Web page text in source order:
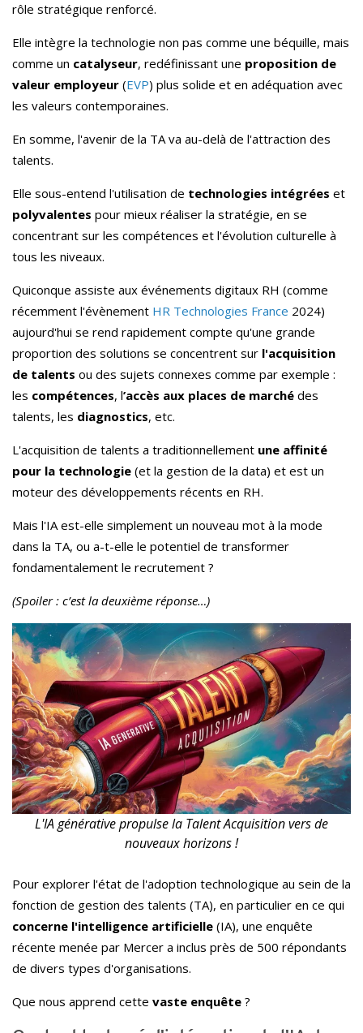
rôle stratégique renforcé.
Elle intègre la technologie non pas comme une béquille, mais
comme un catalyseur, redéfinissant une proposition de
valeur employeur (EVP) plus solide et en adéquation avec
les valeurs contemporaines.
En somme, l'avenir de la TA va au-delà de l'attraction des
talents.
Elle sous-entend l'utilisation de technologies intégrées et
polyvalentes pour mieux réaliser la stratégie, en se
concentrant sur les compétences et l'évolution culturelle à
tous les niveaux.
Quiconque assiste aux événements digitaux RH (comme
récemment l'évènement HR Technologies France 2024)
aujourd'hui se rend rapidement compte qu'une grande
proportion des solutions se concentrent sur l'acquisition
de talents ou des sujets connexes comme par exemple :
les compétences, l’accès aux places de marché des
talents, les diagnostics, etc.
L'acquisition de talents a traditionnellement une affinité
pour la technologie (et la gestion de la data) et est un
moteur des développements récents en RH.
Mais l'IA est-elle simplement un nouveau mot à la mode
dans la TA, ou a-t-elle le potentiel de transformer
fondamentalement le recrutement ?
(Spoiler : c’est la deuxième réponse…)
L'IA générative propulse la Talent Acquisition vers de
nouveaux horizons !
Pour explorer l'état de l'adoption technologique au sein de la
fonction de gestion des talents (TA), en particulier en ce qui
concerne l'intelligence artificielle (IA), une enquête
récente menée par Mercer a inclus près de 500 répondants
de divers types d'organisations.
Que nous apprend cette vaste enquête ?